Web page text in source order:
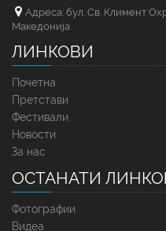
Адреса: бул. Св. Климент
Македонија
ЛИНКОВИ
Почетна
Претстави
Фестивали
Новости
За нас
ОСТАНАТИ
Фотографии
Видеа